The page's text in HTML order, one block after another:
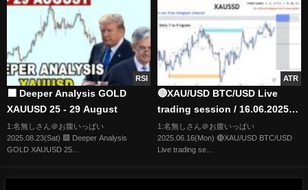
RSI
🟩 Deeper Analysis GOLD
XAUUSD 25 - 29 August
1:名無しさん＠お腹いっぱい
2025.08.23(Sat) 🟩 Deeper Analysis
GOLD XAUUSD 25...
ATR
🔴XAU/USD BTC/USD Live
trading session / 16.06.2025
#xauusd #btcusd #gold #forex
#nfp #cpi #stocks
1:名無しさん＠お腹いっぱい
2025.06.16(Mon) 🔴XAU/USD BTC/USD
Live trading se...